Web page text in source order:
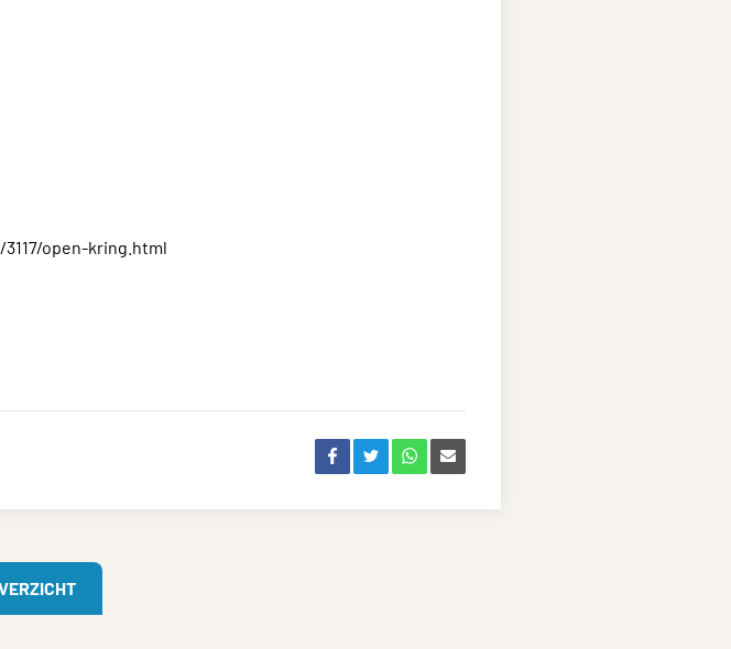
open-kring.html